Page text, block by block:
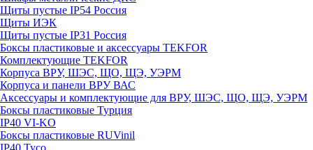
Щиты пустые IP54 Россия
Щиты ИЭК
Щиты пустые IP31 Россия
Боксы пластиковые и аксессуары TEKFOR
Комплектующие TEKFOR
Корпуса ВРУ, ШЭС, ЩО, ЩЭ, УЭРМ
Корпуса и панели ВРУ ВАС
Аксессуары и комплектующие для ВРУ, ШЭС, ЩО, ЩЭ, УЭРМ
Боксы пластиковые Турция
IP40 VI-KO
Боксы пластиковые RUVinil
IP40 Тусо